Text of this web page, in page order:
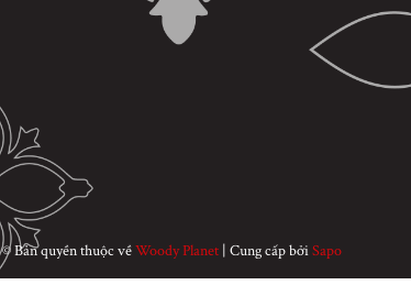
© Bản quyền thuộc vềWoody Planet | Cung cấp bởiSapo